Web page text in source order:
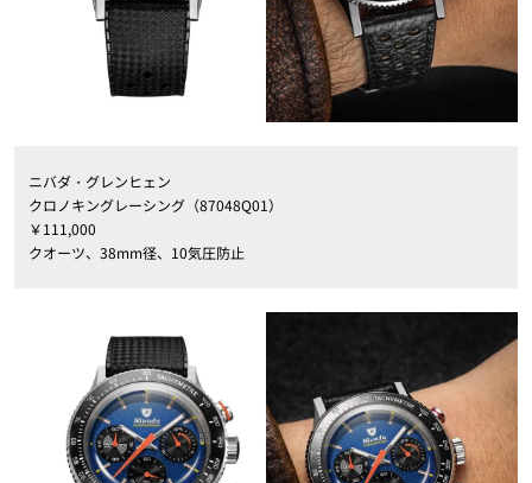
ニバダ・グレンヒェン
クロノキングレーシング（87048Q01）
￥111,000
クオーツ、38mm径、10気圧防止